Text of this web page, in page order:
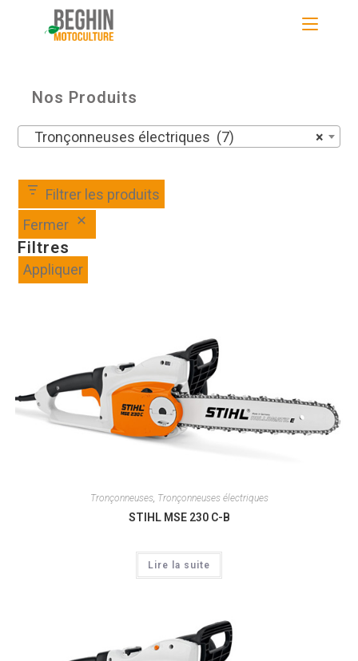
Nos Produits
×
Tronçonneuses électriques (7)
Filtrer les produits
Fermer
Filtres
Appliquer
Tronçonneuses, Tronçonneuses électriques
STIHL MSE 230 C-B
Lire la suite